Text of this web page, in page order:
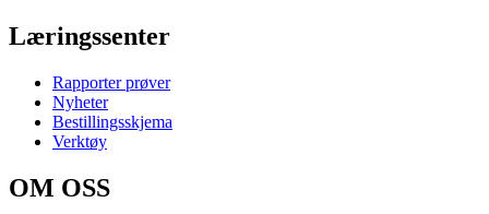
Læringssenter
Rapporter prøver
Nyheter
Bestillingsskjema
Verktøy
OM OSS